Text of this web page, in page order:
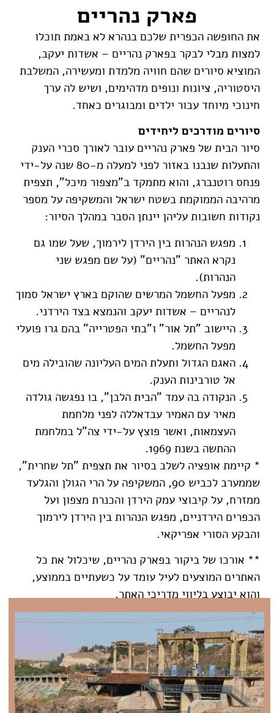
פארק נהריים
את החופשה הכפרית שלכם בנהרא לא באמת תוכלו
למצות מבלי לבקר בפארק נהריים – אשדות יעקב,
המוציא סיורים שהם חוויה מלמדת ומעשירה, המשלבת
היסטוריה, ציונות ונופים מדהימים, ושיש לה ערך
חינוכי מיוחד עבור ילדים ומבוגרים כאחד.
סיורים מודרכים ליחידים
סיור הבית של פארק נהריים עובר לאורך סכרי הענק
והתעלות שנבנו באזור לפני למעלה מ-80 שנה על-ידי
פנחס רוטנברג, והוא מתמקד ב"מצפור מיכל", תצפית
מרהיבה הממוקמת בשטח ישראל והמשקיפה על מספר
נקודות חשובות עליהן יינתן הסבר במהלך הסיור:
מפגש הנהרות בין הירדן לירמוך, שעל שמו גם
נקרא האתר "נהריים" (על שם מפגש שני
הנהרות).
מפעל החשמל המרשים שהוקם בארץ ישראל סמוך
לנהריים – אשדות יעקב והנמצא בצד הירדני.
היישוב "תל אור" ו"בתי הפטרייה" בהם גרו פועלי
מפעל החשמל.
האגם הגדול ותעלת המים העליונה שהובילה מים
אל טורבינות הענק.
הנקודה בה עמד "הבית הלבן", בו נפגשה גולדה
מאיר עם האמיר עבדאללה לפני מלחמת
העצמאות, ואשר פוצץ על-ידי צה"ל במלחמת
ההתשה בשנת 1969.
* קיימת אופציה לשלב בסיור את תצפית "תל שחרית",
שממערב לכביש 90, המשקיפה על הרי הגולן והגלעד
ממזרח, על קיבוצי עמק הירדן והכנרת מצפון ועל
הכפרים הירדניים, מפגש הנהרות בין הירדן לירמוך
והבקע הסורי אפריקאי.
** אורכו של ביקור בפארק נהריים, שיכלול את כל
האתרים המוצעים לעיל עומד על כשעתיים בממוצע,
והוא יבוצע בליווי מדריכי האתר.